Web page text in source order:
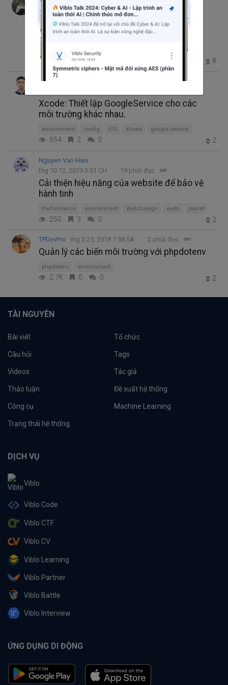
thg 2 20, 2020 8:42 SA
2 phút đọc
Cách cài đặt nhiều mồi trường cho dự án
React App
4.8K 3 8
Khuat Van Dung
Xcode: Thiết lập GoogleService cho các
môi trường khác nhau.
environment config iOS Xcode google service
954 2 0 2
Nguyen Van Hieu
thg 10 13, 2019 3:51 CH
19 phút đọc
Cải thiện hiệu năng của website để bảo vệ
hành tinh
Performance environment Web Design earth planet
250 3 0 2
TPDevPro thg 3 25, 2018 7:58 SA 2 phút đọc
Quản lý các biến môi trường với phpdotenv
phpdotenv environment
2.7K 0 0 2
TÀI NGUYÊN
Bài viết Tổ chức
Câu hỏi Tags
Videos Tác giả
Thảo luận Đề xuất hệ thống
Công cụ Machine Learning
Trạng thái hệ thống
DỊCH VỤ
Viblo
Viblo Code
Viblo CTF
Viblo CV
Viblo Learning
Viblo Partner
Viblo Battle
Viblo Interview
ỨNG DỤNG DI ĐỘNG